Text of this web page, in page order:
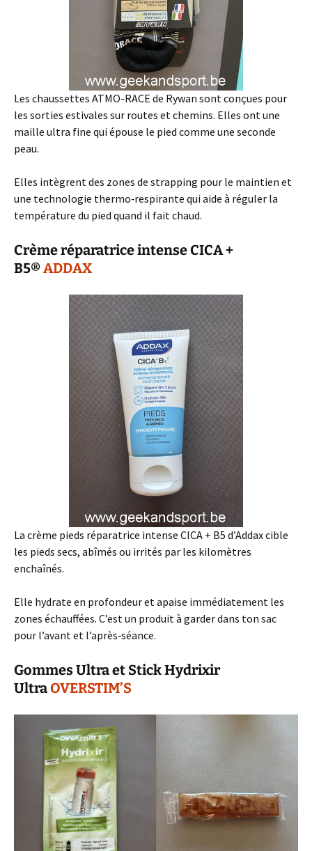
Les chaussettes ATMO-RACE de Rywan sont conçues pour
les sorties estivales sur routes et chemins. Elles ont une
maille ultra fine qui épouse le pied comme une seconde
peau.
Elles intègrent des zones de strapping pour le maintien et
une technologie thermo‑respirante qui aide à réguler la
température du pied quand il fait chaud.
Crème réparatrice intense CICA +
B5®ADDAX
La crème pieds réparatrice intense CICA + B5 d’Addax cible
les pieds secs, abîmés ou irrités par les kilomètres
enchaînés.
Elle hydrate en profondeur et apaise immédiatement les
zones échauffées. C’est un produit à garder dans ton sac
pour l’avant et l’après‑séance.
Gommes Ultra et Stick Hydrixir
UltraOVERSTIM’S